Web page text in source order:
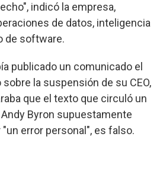
indicó la empresa,
de datos, inteligencia
de software.
publicado un comunicado el
la suspensión de su CEO,
que el texto que circuló un
Byron supuestamente
error personal", es falso.